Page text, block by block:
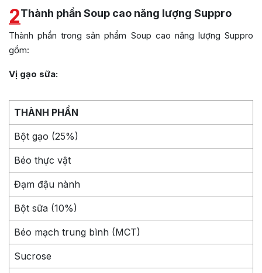
2Thành phần Soup cao năng lượng Suppro
Thành phần trong sản phẩm Soup cao năng lượng Suppro
gồm:
Vị gạo sữa:
THÀNH PHẦN
Bột gạo (25%)
Béo thực vật
Đạm đậu nành
Bột sữa (10%)
Béo mạch trung bình (MCT)
Sucrose